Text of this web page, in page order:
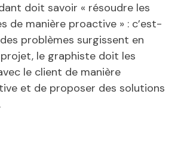
doit savoir « résoudre les
de manière proactive » : c’est-
problèmes surgissent en
le graphiste doit les
le client de manière
et de proposer des solutions